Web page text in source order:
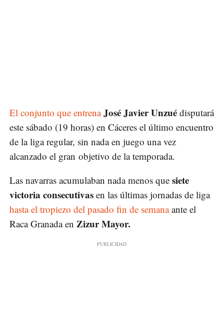
El conjunto que entrenaJosé Javier Unzué disputará
este sábado (19 horas) en Cáceres el último encuentro
de la liga regular, sin nada en juego una vez
alcanzado el gran objetivo de la temporada.
Las navarras acumulaban nada menos que siete
victoria consecutivas en las últimas jornadas de liga
hasta el tropiezo del pasado fin de semanaante el
Raca Granada en Zizur Mayor.